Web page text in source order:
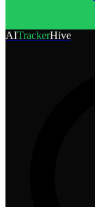
AITrackerHive